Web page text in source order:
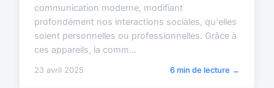
communication moderne, modifiant
profondément nos interactions sociales, qu'elles
soient personnelles ou professionnelles. Grâce à
ces appareils, la comm...
23 avril 2025 6 min de lecture →